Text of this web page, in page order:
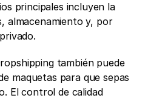
principales incluyen la
almacenamiento y, por
también puede
maquetas para que sepas
El control de calidad